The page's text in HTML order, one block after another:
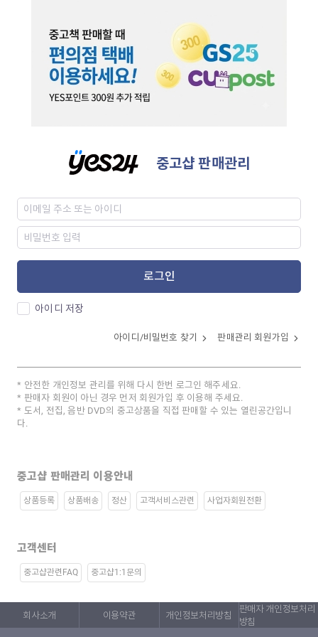
중고샵 판매관리
로그인
아이디 저장
아이디/비밀번호 찾기 판매관리 회원가입
안전한 개인정보 관리를 위해 다시 한번 로그인 해주세요.
판매자 회원이 아닌 경우 먼저 회원가입 후 이용해 주세요.
도서, 전집, 음반 DVD의 중고상품을 직접 판매할 수 있는 열린공간입니
다.
중고샵 판매관리 이용안내
상품등록 상품배송 정산 고객서비스관련 사업자회원전환
고객센터
중고샵관련FAQ 중고샵1:1문의
회사소개 이용약관 개인정보처리방침
판매자 개인정보처리
방침